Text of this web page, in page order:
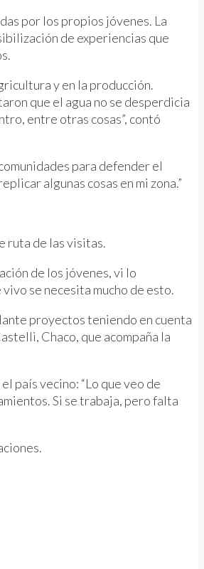
por los propios jóvenes. La
de experiencias que
y en la producción.
que el agua no se desperdicia
entre otras cosas”, contó
para defender el
algunas cosas en mi zona.”
ruta de las visitas.
de los jóvenes, vi lo
se necesita mucho de esto.
proyectos teniendo en cuenta
Chaco, que acompaña la
país vecino: “Lo que veo de
Si se trabaja, pero falta